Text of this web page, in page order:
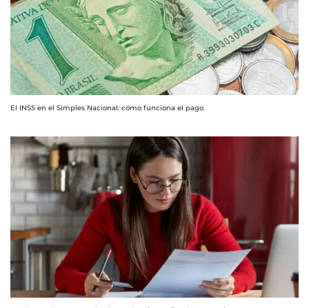
El INSS en el Simples Nacional: cómo funciona el pago